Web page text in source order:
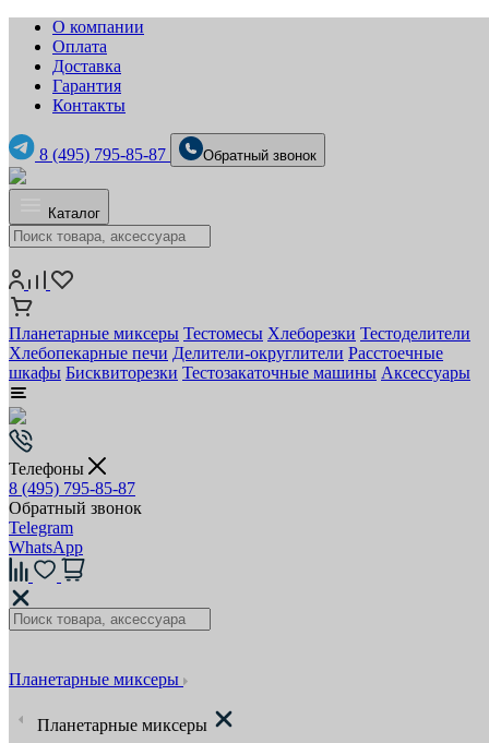
О компании
Оплата
Доставка
Гарантия
Контакты
8 (495) 795-85-87 Обратный звонок
Каталог
Планетарные миксеры Тестомесы Хлеборезки Тестоделители
Хлебопекарные печи Делители-округлители Расстоечные
шкафы Бисквиторезки Тестозакаточные машины Аксессуары
Телефоны
8 (495) 795-85-87
Обратный звонок
Telegram
WhatsApp
Планетарные миксеры
Планетарные миксеры